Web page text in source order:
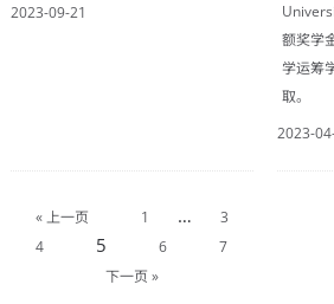
2023-09-21
额奖学
学运筹
取。
2023-
« 上一页 1 …
3
4
5 6
7
下一页 »